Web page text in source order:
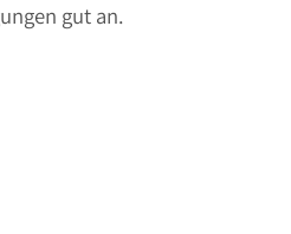
gut an.